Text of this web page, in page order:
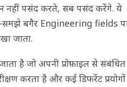
नहीं पसंद करते, सब पसंद करेंगे. ये
समझे बगैर Engineering fields
जाता.
है जो अपनी प्रोफ़ाइल से संबंधित
करता है और कई डिफरेंट